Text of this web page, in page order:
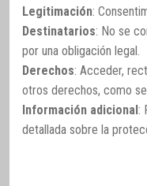
Legitimación:
Destinatarios: No se
por una obligación legal.
Derechos: Acceder,
otros derechos, como
Información adicional:
detallada sobre la